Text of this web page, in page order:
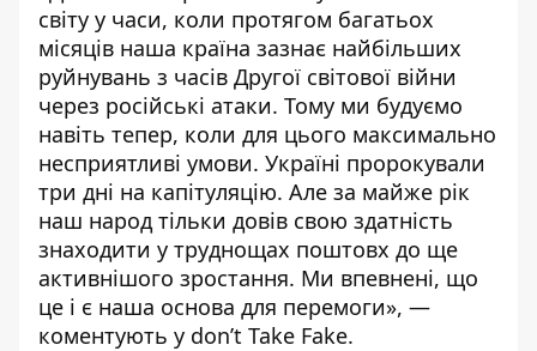
світу у часи, коли протягом багатьох
місяців наша країна зазнає найбільших
руйнувань з часів Другої світової війни
через російські атаки. Тому ми будуємо
навіть тепер, коли для цього максимально
несприятливі умови. Україні пророкували
три дні на капітуляцію. Але за майже рік
наш народ тільки довів свою здатність
знаходити у труднощах поштовх до ще
активнішого зростання. Ми впевнені, що
це і є наша основа для перемоги», —
коментують у don’t Take Fake.